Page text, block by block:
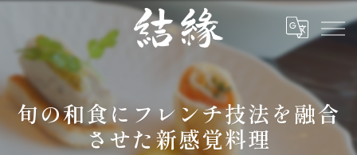
旬の和食にフレンチ技法を融合
させた新感覚料理